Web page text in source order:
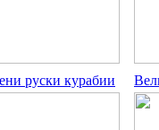
руски курабии